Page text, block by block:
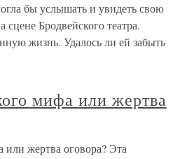
бы услышать и увидеть свою
Бродвейского театра.
жизнь. Удалось ли ей забыть
мифа или жертва
или жертва оговора? Эта